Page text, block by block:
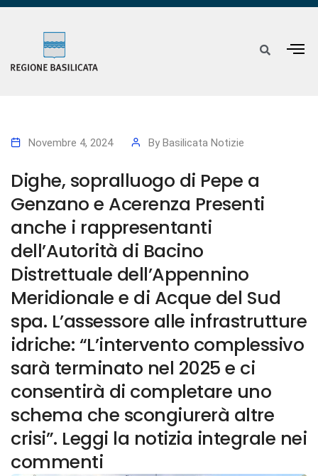
Novembre 4, 2024 By Basilicata Notizie
Dighe, sopralluogo di Pepe a
Genzano e Acerenza Presenti
anche i rappresentanti
dell’Autorità di Bacino
Distrettuale dell’Appennino
Meridionale e di Acque del Sud
spa. L’assessore alle infrastrutture
idriche: “L’intervento complessivo
sarà terminato nel 2025 e ci
consentirà di completare uno
schema che scongiurerà altre
crisi”. Leggi la notizia integrale nei
commenti